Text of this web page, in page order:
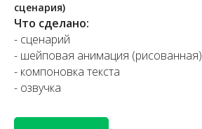
сценария)
Что сделано:
- сценарий
- шейповая анимация (рисованная)
- компоновка текста
- озвучка